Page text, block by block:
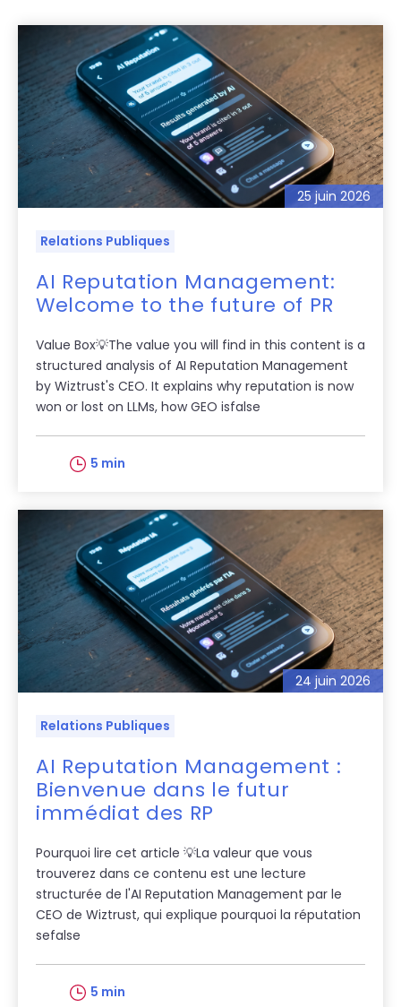
25 juin 2026
Relations Publiques
AI Reputation Management:
Welcome to the future of PR
Value Box💡The value you will find in this content is a
structured analysis of AI Reputation Management
by Wiztrust's CEO. It explains why reputation is now
won or lost on LLMs, how GEO isfalse
5 min
24 juin 2026
Relations Publiques
AI Reputation Management :
Bienvenue dans le futur
immédiat des RP
Pourquoi lire cet article 💡La valeur que vous
trouverez dans ce contenu est une lecture
structurée de l'AI Reputation Management par le
CEO de Wiztrust, qui explique pourquoi la réputation
sefalse
5 min